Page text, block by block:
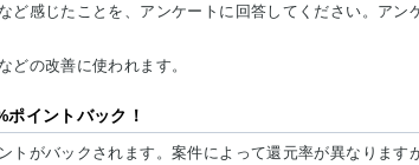
ど感じたことを、アンケートに回答してください。アン
どの改善に使われます。
イントバック！
トがバックされます。案件によって還元率が異なります